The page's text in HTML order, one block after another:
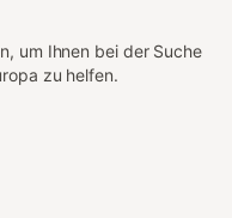
um Ihnen bei der Suche
zu helfen.